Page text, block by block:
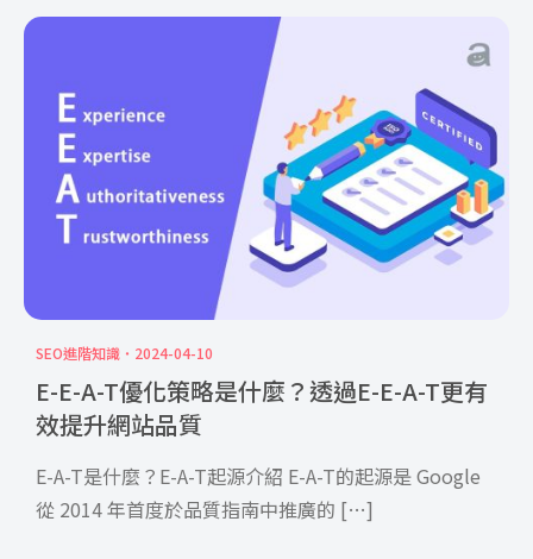
SEO進階知識 2024-04-10
E-E-A-T優化策略是什麼？透過E-E-A-T更有
效提升網站品質
E-A-T是什麼？E-A-T起源介紹 E-A-T的起源是 Google
從 2014 年首度於品質指南中推廣的 […]